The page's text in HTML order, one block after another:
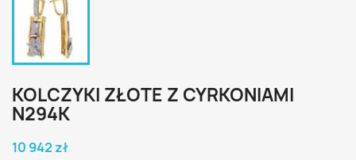
KOLCZYKI ZŁOTE Z CYRKONIAMI
N294K
10 942 zł